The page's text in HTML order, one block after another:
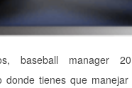
baseball manager
donde tienes que